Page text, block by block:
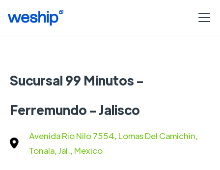
Sucursal 99 Minutos -
Ferremundo - Jalisco
Avenida Rio Nilo 7554, Lomas Del Camichin,
Tonala, Jal., Mexico